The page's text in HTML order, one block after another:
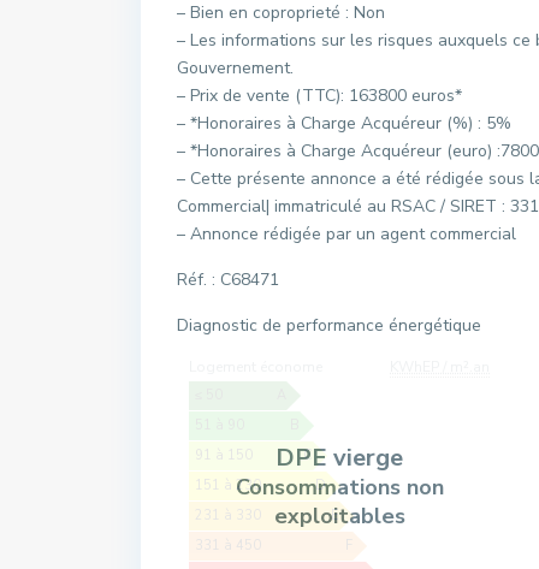
– Bien en coproprieté : Non
– Les informations sur les risques auxquels
Gouvernement.
– Prix de vente (TTC): 163800 euros*
– *Honoraires à Charge Acquéreur (%) : 5%
– *Honoraires à Charge Acquéreur (euro)
– Cette présente annonce a été rédigée sous
Commercial| immatriculé au RSAC / SIRET :
– Annonce rédigée par un agent commercial
Réf. : C68471
Diagnostic de performance énergétique
91 à 150
C
151 à 230
D
231 à 330
E
331 à 450
F
DPE vierge
Consommations non
exploitables